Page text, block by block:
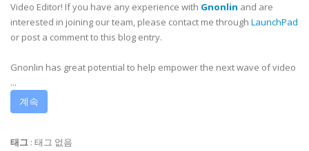
Video Editor! If you have any experience with Gnonlin and are
interested in joining our team, please contact me through LaunchPad
or post a comment to this blog entry.
Gnonlin has great potential to help empower the next wave of video
...
계속
태그 : 태그 없음